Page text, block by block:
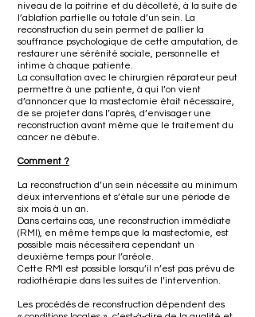
niveau de la poitrine et du décolleté, à la suite de
l’ablation partielle ou totale d’un sein. La
reconstruction du sein permet de pallier la
souffrance psychologique de cette amputation, de
restaurer une sérénité sociale, personnelle et
intime à chaque patiente.
La consultation avec le chirurgien réparateur peut
permettre à une patiente, à qui l’on vient
d’annoncer que la mastectomie était nécessaire,
de se projeter dans l’après, d’envisager une
reconstruction avant même que le traitement du
cancer ne débute.
Comment ?
La reconstruction d’un sein nécessite au minimum
deux interventions et s’étale sur une période de
six mois à un an.
Dans certains cas, une reconstruction immédiate
(RMI), en même temps que la mastectomie, est
possible mais nécessitera cependant un
deuxième temps pour l’aréole.
Cette RMI est possible lorsqu’il n’est pas prévu de
radiothérapie dans les suites de l’intervention.
Les procédés de reconstruction dépendent des